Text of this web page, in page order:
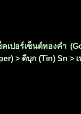
ช็คเปอร์เซ็นต์ทองคำ
> ดีบุก (Tin) Sn >